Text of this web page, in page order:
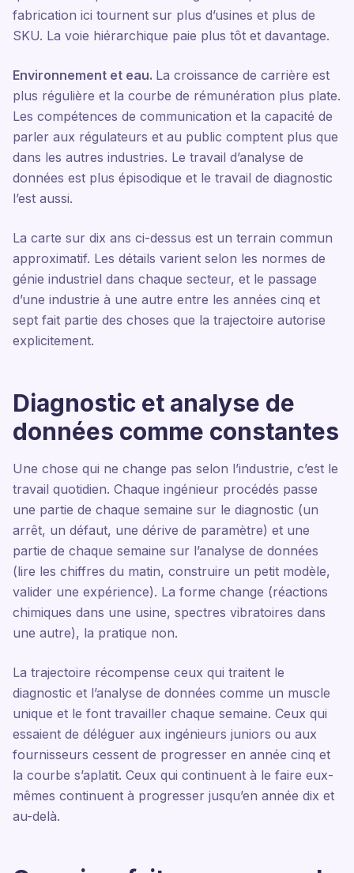
fabrication ici tournent sur plus d’usines et plus de
SKU. La voie hiérarchique paie plus tôt et davantage.
Environnement et eau. La croissance de carrière est
plus régulière et la courbe de rémunération plus plate.
Les compétences de communication et la capacité de
parler aux régulateurs et au public comptent plus que
dans les autres industries. Le travail d’analyse de
données est plus épisodique et le travail de diagnostic
l’est aussi.
La carte sur dix ans ci-dessus est un terrain commun
approximatif. Les détails varient selon les normes de
génie industriel dans chaque secteur, et le passage
d’une industrie à une autre entre les années cinq et
sept fait partie des choses que la trajectoire autorise
explicitement.
Diagnostic et analyse de
données comme constantes
Une chose qui ne change pas selon l’industrie, c’est le
travail quotidien. Chaque ingénieur procédés passe
une partie de chaque semaine sur le diagnostic (un
arrêt, un défaut, une dérive de paramètre) et une
partie de chaque semaine sur l’analyse de données
(lire les chiffres du matin, construire un petit modèle,
valider une expérience). La forme change (réactions
chimiques dans une usine, spectres vibratoires dans
une autre), la pratique non.
La trajectoire récompense ceux qui traitent le
diagnostic et l’analyse de données comme un muscle
unique et le font travailler chaque semaine. Ceux qui
essaient de déléguer aux ingénieurs juniors ou aux
fournisseurs cessent de progresser en année cinq et
la courbe s’aplatit. Ceux qui continuent à le faire eux-
mêmes continuent à progresser jusqu’en année dix et
au-delà.